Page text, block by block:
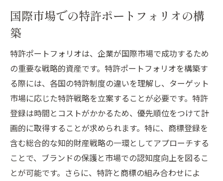
国際市場での特許ポートフォリオの構
築
特許ポートフォリオは、企業が国際市場で成功するため
の重要な戦略的資産です。特許ポートフォリオを構築す
る際には、各国の特許制度の違いを理解し、ターゲット
市場に応じた特許戦略を立案することが必要です。特許
登録は時間とコストがかかるため、優先順位をつけて計
画的に取得することが求められます。特に、商標登録を
含む総合的な知的財産戦略の一環としてアプローチする
ことで、ブランドの保護と市場での認知度向上を図るこ
とが可能です。さらに、特許と商標の組み合わせによ